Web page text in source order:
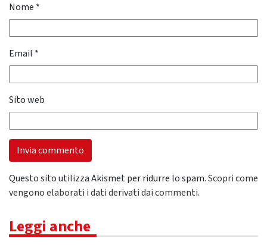
Nome *
Email *
Sito web
Questo sito utilizza Akismet per ridurre lo spam.Scopri come
vengono elaborati i dati derivati dai commenti.
Leggi anche